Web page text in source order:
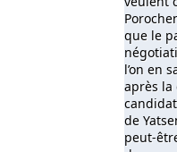
que le
l’on en
après la
de
peut-